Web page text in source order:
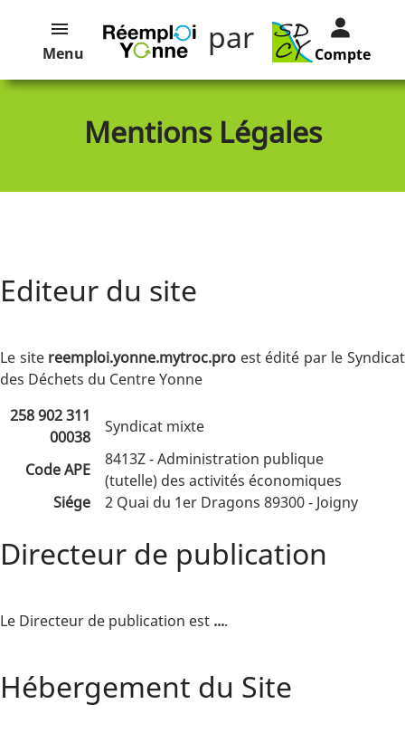
Menu par Compte
Mentions Légales
Editeur du site
Le site reemploi.yonne.mytroc.pro est édité par le Syndicat
des Déchets du Centre Yonne
258 902 311
00038
Syndicat mixte
Code APE
8413Z - Administration publique
(tutelle) des activités économiques
Siége
2 Quai du 1er Dragons 89300 - Joigny
Directeur de publication
Le Directeur de publication est ....
Hébergement du Site